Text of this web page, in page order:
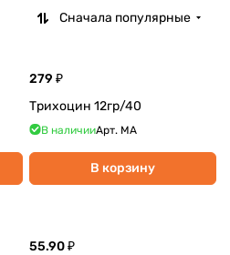
Сначала популярные
279 ₽
Трихоцин 12гр/40
В наличииАрт. МА
В корзину
55.90 ₽